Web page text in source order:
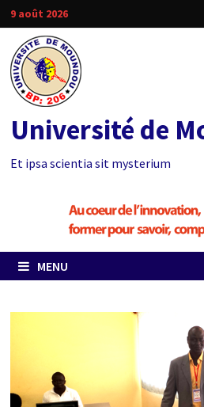
Passer
au
contenu
9 août 2026
Université de
Et ipsa scientia sit mysterium
MENU